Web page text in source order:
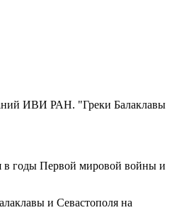
ИВИ РАН. "Греки Балаклавы
в годы Первой мировой войны и
и Севастополя на